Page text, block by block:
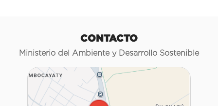
CONTACTO
Ministerio del Ambiente y Desarrollo Sostenible